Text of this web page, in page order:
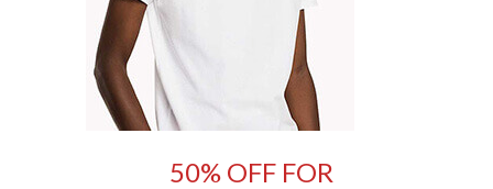
50% OFF FOR